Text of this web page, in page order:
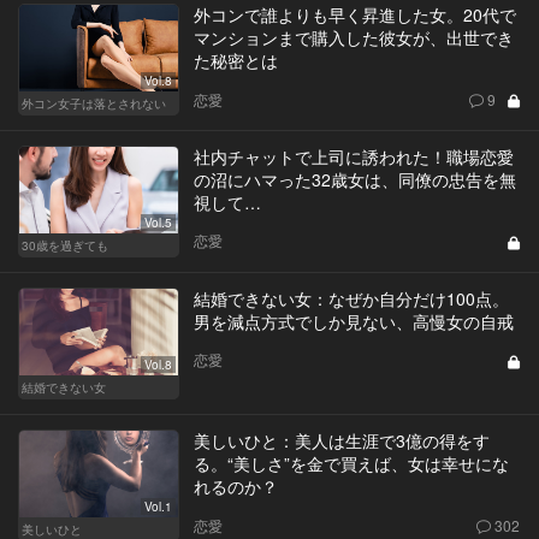
Vol.8
外コン女子は落とされない
外コンで誰よりも早く昇進した女。20代で
マンションまで購入した彼女が、出世でき
た秘密とは
恋愛 9
Vol.5
30歳を過ぎても
社内チャットで上司に誘われた！職場恋愛
の沼にハマった32歳女は、同僚の忠告を無
視して…
恋愛
Vol.8
結婚できない女
結婚できない女：なぜか自分だけ100点。
男を減点方式でしか見ない、高慢女の自戒
恋愛
Vol.1
美しいひと
美しいひと：美人は生涯で3億の得をす
る。“美しさ”を金で買えば、女は幸せにな
れるのか？
恋愛 302